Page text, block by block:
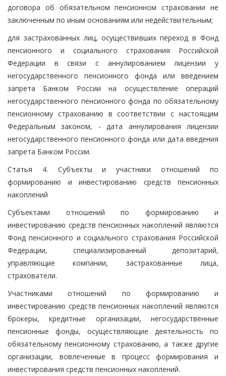
договора об обязательном пенсионном страховании не
заключенным по иным основаниям или недействительным;
для застрахованных лиц, осуществивших переход в Фонд
пенсионного и социального страхования Российской
Федерации в связи с аннулированием лицензии у
негосударственного пенсионного фонда или введением
запрета Банком России на осуществление операций
негосударственного пенсионного фонда по обязательному
пенсионному страхованию в соответствии с настоящим
Федеральным законом, - дата аннулирования лицензии
негосударственного пенсионного фонда или дата введения
запрета Банком России.
Статья 4. Субъекты и участники отношений по
формированию и инвестированию средств пенсионных
накоплений
Субъектами отношений по формированию и
инвестированию средств пенсионных накоплений являются
Фонд пенсионного и социального страхования Российской
Федерации, специализированный депозитарий,
управляющие компании, застрахованные лица,
страхователи.
Участниками отношений по формированию и
инвестированию средств пенсионных накоплений являются
брокеры, кредитные организации, негосударственные
пенсионные фонды, осуществляющие деятельность по
обязательному пенсионному страхованию, а также другие
организации, вовлеченные в процесс формирования и
инвестирования средств пенсионных накоплений.